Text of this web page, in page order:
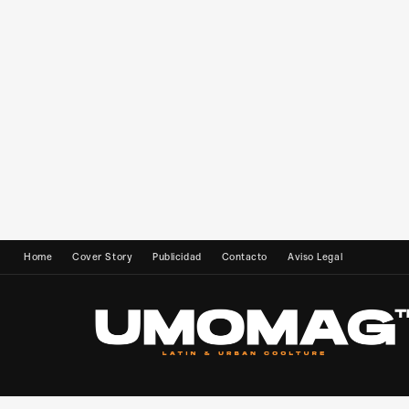
Home Cover Story Publicidad Contacto Aviso Legal